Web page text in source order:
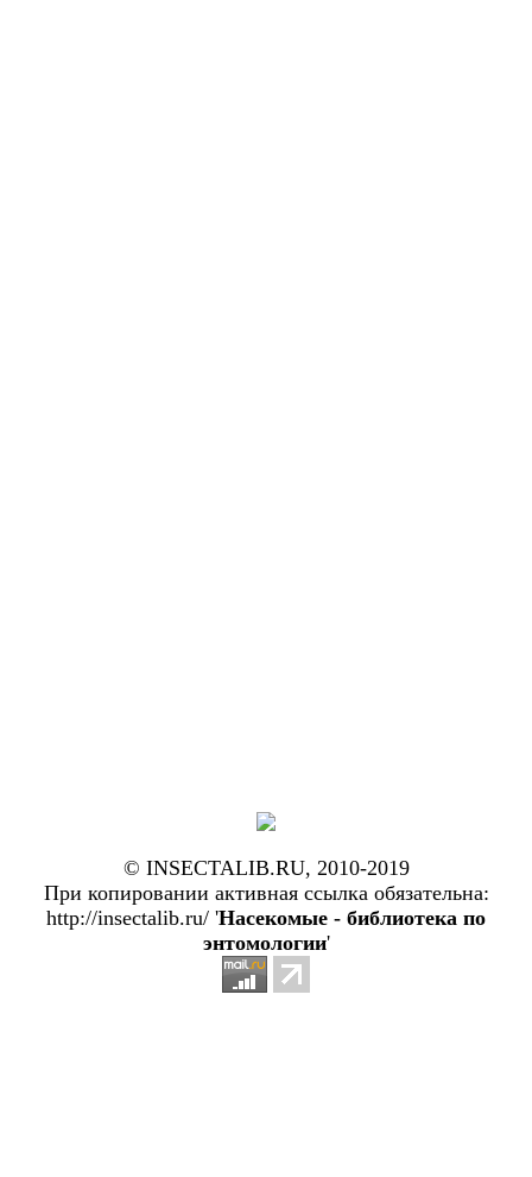
© INSECTALIB.RU, 2010-2019
При копировании активная ссылка обязательна:
http://insectalib.ru/ 'Насекомые - библиотека по
энтомологии'